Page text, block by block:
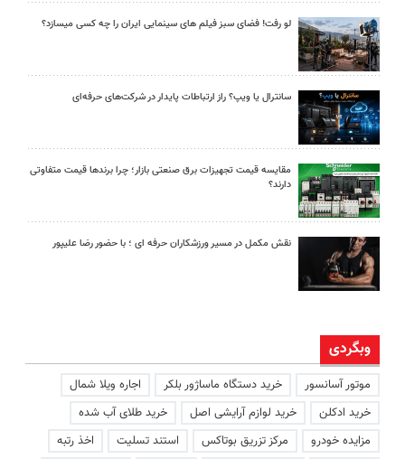
لو رفت! فضای سبز فیلم های سینمایی ایران را چه کسی میسازد؟
سانترال یا ویپ؟ راز ارتباطات پایدار در شرکت‌های حرفه‌ای
مقایسه قیمت تجهیزات برق صنعتی بازار؛ چرا برندها قیمت متفاوتی
دارند؟
نقش مکمل در مسیر ورزشکاران حرفه ای ؛ با حضور رضا علیپور
وبگردی
موتور آسانسور خرید دستگاه ماساژور بلکر
اجاره ویلا شمال
خرید ادکلن
خرید لوازم آرایشی اصل
خرید طلای آب شده
مزایده خودرو
مرکز تزریق بوتاکس استند تسلیت
اخذ رتبه